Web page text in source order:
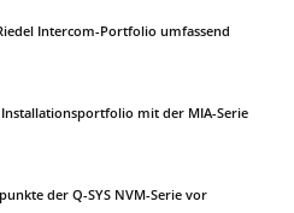
Intercom-Portfolio umfassend
mit der MIA-Serie
der Q-SYS NVM-Serie vor